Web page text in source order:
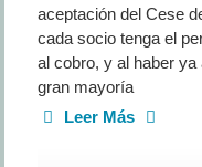
aceptación del Cese
cada socio tenga el
al cobro, y al haber
gran mayoría
Leer Más